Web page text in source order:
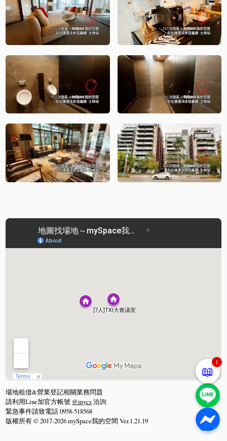
場地租借&營業登記相關業務問題
請利用Line加官方帳號 @mycs洽詢
緊急事件請致電話 0958-518568
版權所有 © 2017-2026 mySpace我的空間 Ver.1.21.19
📖
1